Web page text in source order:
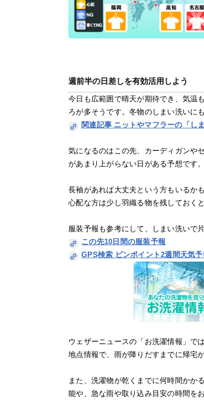
週前半の日差しを有効活用しよう
今日も広範囲で晴天が期待でき、気温
ろが多そうです。冬物のしまい洗いに
関連記事 ニットやマフラーの「し
気になるのはこの先、カーディガンや
があまり上がらない日がある予想です。
長袖があれば大丈夫という方もいるか
心配な方は少し羽織る物を残しておく
服装予報も参考にして、しまい洗いで
この先10日間の服装予報
GPS検索 ピンポイント2週間天気予
ウェザーニュースの「お洗濯情報」で
地点情報で、雨が降りだすまでに帰宅
また、洗濯物が乾くまでに何時間かか
能や、急な雨や取り込み目安の時間を